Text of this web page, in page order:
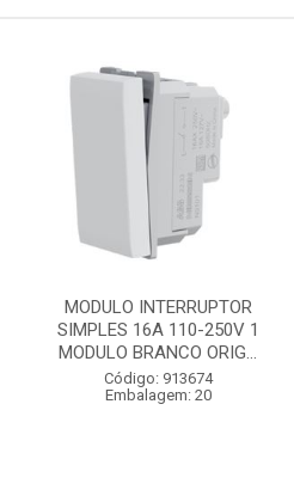
MODULO INTERRUPTOR
SIMPLES 16A 110-250V 1
MODULO BRANCO ORIG...
Código: 913674
Embalagem: 20